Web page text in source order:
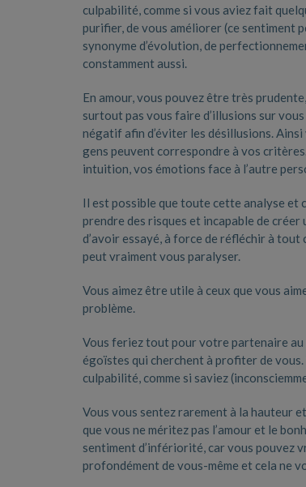
culpabilité, comme si vous aviez fait
purifier, de vous améliorer (ce sentiment
synonyme d’évolution, de
constamment aussi.
En amour, vous pouvez être très
surtout pas vous faire d’illusions sur
négatif afin d’éviter les désillusions.
gens peuvent correspondre à vos
intuition, vos émotions face à l’autre
Il est possible que toute cette analyse et
prendre des risques et incapable de
d’avoir essayé, à force de réfléchir à
peut vraiment vous paralyser.
Vous aimez être utile à ceux que vous
problème.
Vous feriez tout pour votre partenaire
égoïstes qui cherchent à profiter de vous.
culpabilité, comme si saviez
Vous vous sentez rarement à la hauteur
que vous ne méritez pas l’amour et le
sentiment d’infériorité, car vous pouvez
profondément de vous-même et cela ne